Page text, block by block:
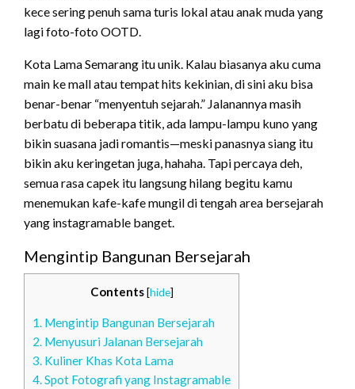
kece sering penuh sama turis lokal atau anak muda yang
lagi foto-foto OOTD.
Kota Lama Semarang itu unik. Kalau biasanya aku cuma
main ke mall atau tempat hits kekinian, di sini aku bisa
benar-benar “menyentuh sejarah.” Jalanannya masih
berbatu di beberapa titik, ada lampu-lampu kuno yang
bikin suasana jadi romantis—meski panasnya siang itu
bikin aku keringetan juga, hahaha. Tapi percaya deh,
semua rasa capek itu langsung hilang begitu kamu
menemukan kafe-kafe mungil di tengah area bersejarah
yang instagramable banget.
Mengintip Bangunan Bersejarah
Contents [hide]
1. Mengintip Bangunan Bersejarah
2. Menyusuri Jalanan Bersejarah
3. Kuliner Khas Kota Lama
4.Spot Fotografi yang Instagramable